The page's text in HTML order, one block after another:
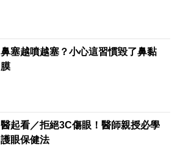
鼻塞越噴越塞？小心這習慣毀了鼻黏
膜
醫起看／拒絕3C傷眼！醫師親授必學
護眼保健法